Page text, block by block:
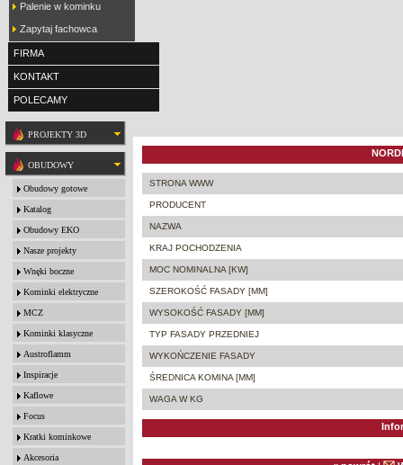
Palenie w kominku
Zapytaj fachowca
FIRMA
KONTAKT
POLECAMY
PROJEKTY 3D
OBUDOWY
Obudowy gotowe
Katalog
Obudowy EKO
Nasze projekty
Wnęki boczne
Kominki elektryczne
MCZ
Kominki klasyczne
Austroflamm
Inspiracje
Kaflowe
Focus
Kratki kominkowe
Akcesoria
STRONA WWW
PRODUCENT
NAZWA
KRAJ POCHODZENIA
MOC NOMINALNA [KW]
SZEROKOŚĆ FASADY [MM]
WYSOKOŚĆ FASADY [MM]
TYP FASADY PRZEDNIEJ
WYKOŃCZENIE FASADY
ŚREDNICA KOMINA [MM]
WAGA W KG